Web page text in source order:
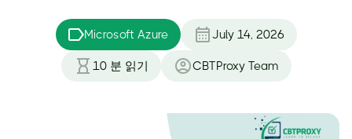
Microsoft Azure July 14, 2026
10 분 읽기 CBTProxy Team